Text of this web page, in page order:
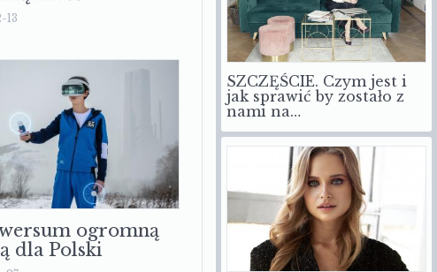
13
ogromną
dla Polski
SZCZĘŚCIE. Czym jest i
jak sprawić by zostało z
nami na…